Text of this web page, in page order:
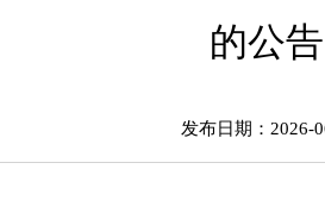
的公
发布日期：2026-